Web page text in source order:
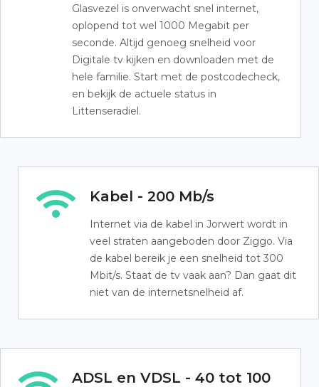
Glasvezel is onverwacht snel internet,
oplopend tot wel 1000 Megabit per
seconde. Altijd genoeg snelheid voor
Digitale tv kijken en downloaden met de
hele familie. Start met de postcodecheck,
en bekijk de actuele status in
Littenseradiel.
Kabel - 200 Mb/s
Internet via de kabel in Jorwert wordt in
veel straten aangeboden door Ziggo. Via
de kabel bereik je een snelheid tot 300
Mbit/s. Staat de tv vaak aan? Dan gaat dit
niet van de internetsnelheid af.
ADSL en VDSL - 40 tot 100